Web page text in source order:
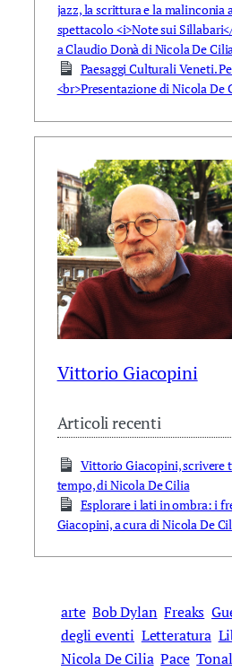
jazz, la scrittura e la malinconia
spettacolo <i>Note sui
a Claudio Donà di Nicola De
Paesaggi Culturali Veneti.
<br>Presentazione di Nicola De
Vittorio Giacopini
Articoli recenti
Vittorio Giacopini, scrivere
tempo, di Nicola De Cilia
Esplorare i lati in ombra: i
Giacopini, a cura di Nicola De
arte Bob Dylan Freaks
degli eventi Letteratura
Nicola De Cilia Pace